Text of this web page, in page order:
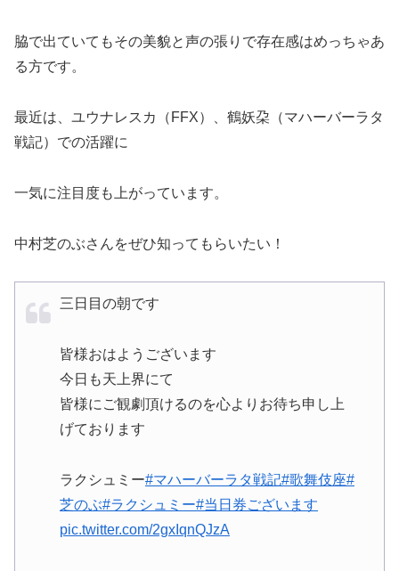
脇で出ていてもその美貌と声の張りで存在感はめっちゃあ
る方です。
最近は、ユウナレスカ（FFX）、鶴妖朶（マハーバーラタ
戦記）での活躍に
一気に注目度も上がっています。
中村芝のぶさんをぜひ知ってもらいたい！
三日目の朝です
皆様おはようございます
今日も天上界にて
皆様にご観劇頂けるのを心よりお待ち申し上
げております
ラクシュミー#マハーバーラタ戦記#歌舞伎座#
芝のぶ#ラクシュミー#当日券ございます
pic.twitter.com/2gxIqnQJzA